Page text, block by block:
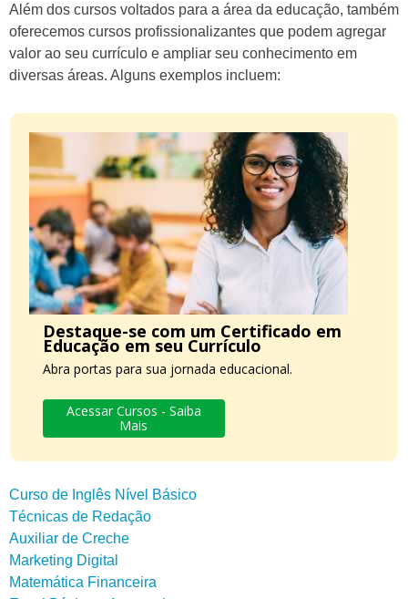
Além dos cursos voltados para a área da educação, também
oferecemos cursos profissionalizantes que podem agregar
valor ao seu currículo e ampliar seu conhecimento em
diversas áreas. Alguns exemplos incluem:
Destaque-se com um Certificado em
Educação em seu Currículo
Abra portas para sua jornada educacional.
Acessar Cursos - Saiba
Mais
Curso de Inglês Nível Básico
Técnicas de Redação
Auxiliar de Creche
Marketing Digital
Matemática Financeira